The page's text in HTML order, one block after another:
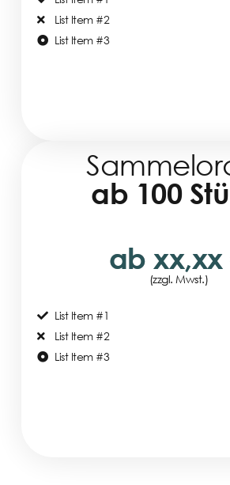
List Item #2
List Item #3
ab 100
ab xx,xx
(zzgl. Mwst.)
List Item #1
List Item #2
List Item #3